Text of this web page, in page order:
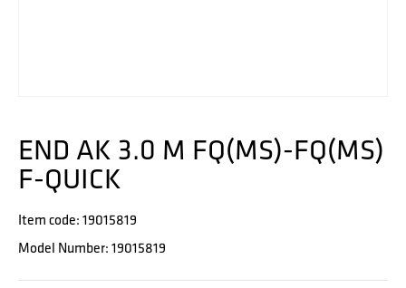
END AK 3.0 M FQ(MS)-FQ(MS)
F-QUICK
Item code: 19015819
Model Number: 19015819